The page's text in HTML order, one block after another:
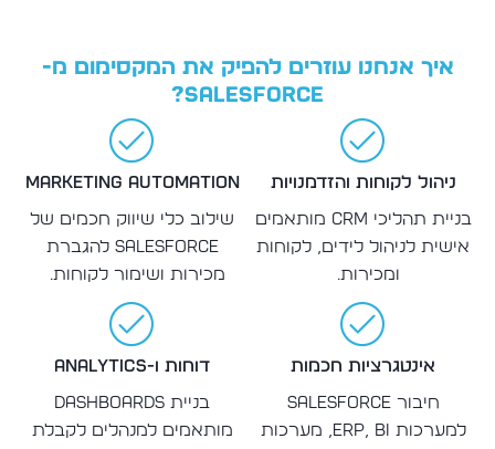
איך אנחנו עוזרים להפיק את המקסימום מ-
Salesforce?
ניהול לקוחות והזדמנויות
בניית תהליכי CRM מותאמים
אישית לניהול לידים, לקוחות
ומכירות.
Marketing Automation
שילוב כלי שיווק חכמים של
Salesforce להגברת
מכירות ושימור לקוחות.
אינטגרציות חכמות
חיבור Salesforce
למערכות ERP, BI, מערכות
דוחות ו-Analytics
בניית Dashboards
מותאמים למנהלים לקבלת